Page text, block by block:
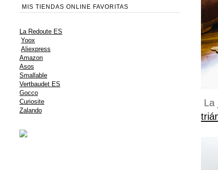
La
MIS TIENDAS ONLINE FAVORITAS
La Redoute ES
Yoox
Aliexpress
Amazon
Asos
Smallable
Vertbaudet ES
Gocco
Curiosite
Zalando